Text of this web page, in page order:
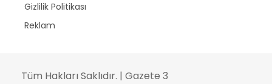
Gizlilik Politikası
Reklam
Tüm Hakları Saklıdır. | Gazete 3